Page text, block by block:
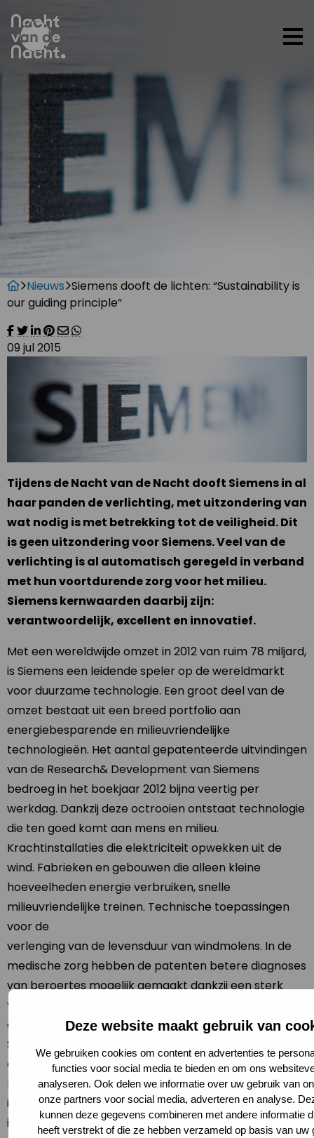
Deze website maakt gebruik van
We gebruiken cookies om content en advertenties te
functies voor social media te bieden en om ons
analyseren. Ook delen we informatie over uw gebruik van
onze partners voor social media, adverteren en analyse.
kunnen deze gegevens combineren met andere informatie
heeft verstrekt of die ze hebben verzameld op basis van uw
Nieuws Siemens dooft de lichten: “Sustainability is
our guiding principle”
09 jul 2015
Tijdens de Nacht van de Nacht dooft Siemens in al
haar panden de verlichting, met uitzondering van
wat nodig is met betrekking tot de veiligheid. Dit
is geen uitzondering voor Siemens. Veel van de
verlichting is al automatisch geregeld in verband
met hun voortdurende zorg voor het milieu.
Siemens kernwaarden daarbij zijn:
verantwoordelijk, excellent en innovatief.
Met een wereldwijde omzet in 2012 van ruim 78 miljard,
is Siemens een leidende speler op de wereldmarkt
voor duurzame technologie. Een groot deel van de
omzet bestaat uit een breed portfolio aan
energiebesparende en milieuvriendelijke
technologieën. Het aantal gepatenteerde uitvindingen
van de Research& Development van Siemens
bedroeg in het boekjaar 2012 bijna veertig per
werkdag. Dankzij deze octrooien ontstaat technologie
die ten goed komt aan mens en milieu.
Krachtinstallaties die elektriciteit opwekken uit de
wind. Fabrieken en gebouwen die alleen kleine
hoeveelheden energie verbruiken, snelle
milieuvriendelijke treinen. Technische toepassingen
voor de
verlenging van de levensduur van windmolens. In de
medische zorg hebben de patenten betere diagnoses
van beroertes mogelijk gemaakt dankzij een sterk
verbeterde beeldkwaliteit van magneetresonantie-
opnamen.
Siemens, en dus ook Siemens Nederland, is daarmee
een pionier in zowel de gehele energieketen, als op
het vlak van industriële productiviteit, betaalbare en
individuele gezondheidszorg en intelligente
infrastructuuroplossingen.